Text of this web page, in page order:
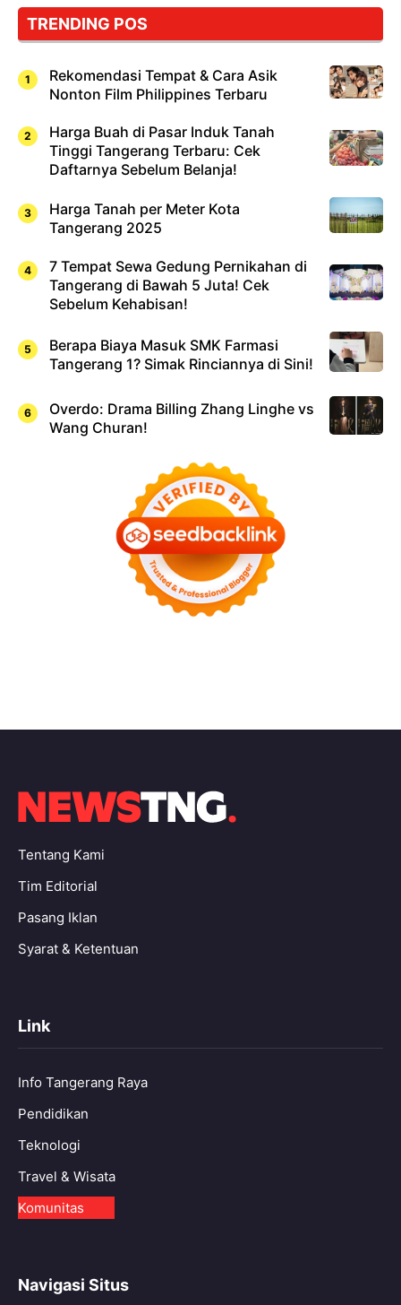
Cuma
Sushi!
TRENDING POS
Rekomendasi Tempat & Cara Asik
Nonton Film Philippines Terbaru
Harga Buah di Pasar Induk Tanah
Tinggi Tangerang Terbaru: Cek
Daftarnya Sebelum Belanja!
Harga Tanah per Meter Kota
Tangerang 2025
7 Tempat Sewa Gedung Pernikahan di
Tangerang di Bawah 5 Juta! Cek
Sebelum Kehabisan!
Berapa Biaya Masuk SMK Farmasi
Tangerang 1? Simak Rinciannya di Sini!
Overdo: Drama Billing Zhang Linghe vs
Wang Churan!
Tentang Kami
Tim Editorial
Pasang Iklan
Syarat & Ketentuan
Link
Info Tangerang Raya
Pendidikan
Teknologi
Travel & Wisata
Komunitas
Navigasi Situs